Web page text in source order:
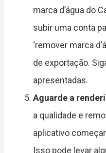
marca d’água do
subir uma conta
‘remover marca
de exportação.
apresentadas.
Aguarde a
a qualidade e
aplicativo
Isso pode levar